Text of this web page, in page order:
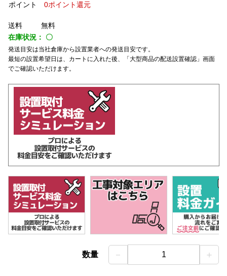
ポイント
0ポイント還元
送料
無料
在庫状況： 〇
発送目安は当社倉庫から設置業者への発送目安です。
最短の設置希望日は、カートに入れた後、「大型商品の配送設置確認」画面
でご確認いただけます。
数量 － 1 ＋